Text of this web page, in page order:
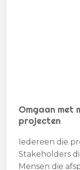
Omgaan met
projecten
Iedereen die
Stakeholders
Mensen die